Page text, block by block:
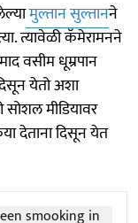
मुल्तान सुल्तानने
त्यावेळी कॅमेरामनने
वसीम धूम्रपान
येतो अशा
सोशल मीडियावर
देताना दिसून येत